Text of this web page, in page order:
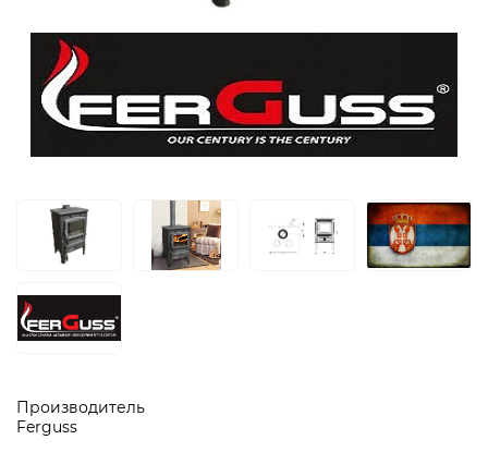
Производитель
Ferguss